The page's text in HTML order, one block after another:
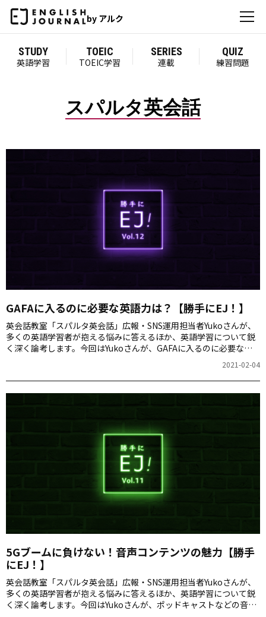
by アルク
STUDY
英語学習
TOEIC
TOEIC学習
SERIES
連載
QUIZ
練習問題
スパルタ英会話
GAFAに入るのに必要な英語力は？【勝手にEJ！】
英会話教室「スパルタ英会話」広報・SNS運用担当者Yukoさんが、
多くの英語学習者が抱える悩みに答えるほか、英語学習について鋭
く深く論考します。今回はYukoさんが、GAFAに入るのに必要な英
2021-02-04
5Gブームに負けない！音声コンテンツの魅力【勝手
にEJ！】
英会話教室「スパルタ英会話」広報・SNS運用担当者Yukoさんが、
多くの英語学習者が抱える悩みに答えるほか、英語学習について鋭
く深く論考します。今回はYukoさんが、ポッドキャストなどの音声